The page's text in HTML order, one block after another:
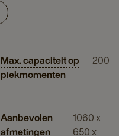
Max. capaciteit op
piekmomenten
200
Aanbevolen
afmetingen
1060 x
650 x